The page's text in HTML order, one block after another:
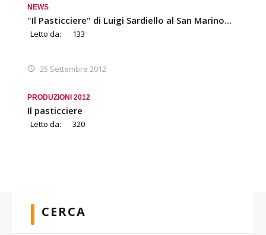
NEWS
"Il Pasticciere" di Luigi Sardiello al San Marino…
Letto da: 133
25 Settembre 2012
PRODUZIONI 2012
Il pasticciere
Letto da: 320
CERCA